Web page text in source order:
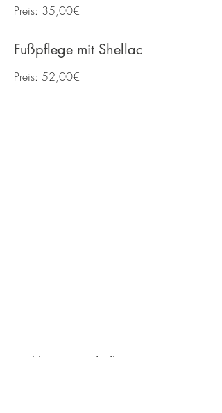
Pediküre mit Shellac
Preis: 35,00€
Fußpflege mit Shellac
Preis: 52,00€